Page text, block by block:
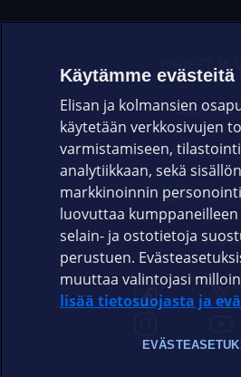
OHJEET
Käytämme
Elisan ja kolmansien
käytetään verkkosivujen
varmistamiseen,
analytiikkaan, sekä
markkinoinnin
luovuttaa
selain- ja ostotietoja
perustuen.
muuttaa valintojasi
lisää tietosuojasta ja